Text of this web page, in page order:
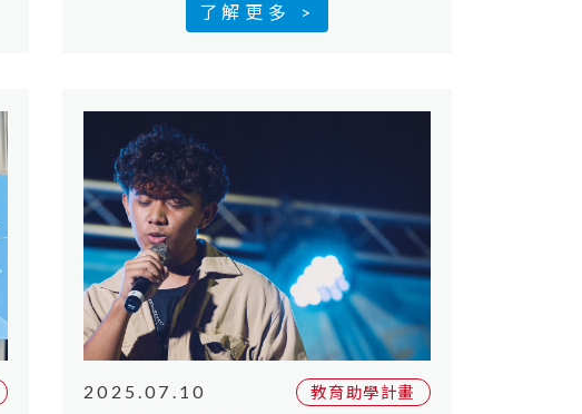
整個家庭的經濟，上有老、下有小要
來面對問題，在高中畢業前夕，小修
的爺爺也過世了，而爺爺最大的願
望，就是希望孫子可以順利進入大
學，並且家庭可以和樂，所以到了成
年後，小修也希望自己賺
了解更多 >
2025.07.10 教育助學計畫